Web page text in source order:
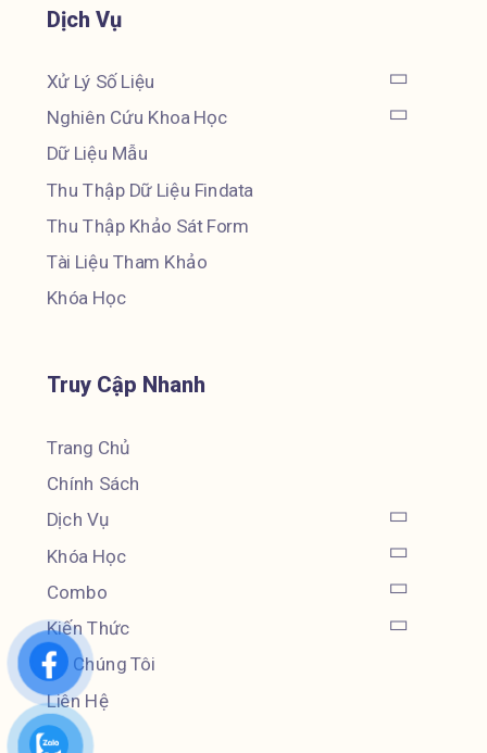
Dịch Vụ
Xử Lý Số Liệu
Nghiên Cứu Khoa Học
Dữ Liệu Mẫu
Thu Thập Dữ Liệu Findata
Thu Thập Khảo Sát Form
Tài Liệu Tham Khảo
Khóa Học
Truy Cập Nhanh
Trang Chủ
Chính Sách
Dịch Vụ
Khóa Học
Combo
Kiến Thức
Về Chúng Tôi
Liên Hệ